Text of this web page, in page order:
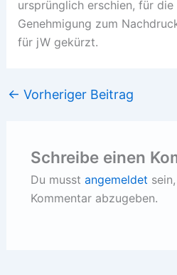
ursprünglich erschien, für
Genehmigung zum
für jW gekürzt.
← Vorheriger Beitrag
Schreibe einen
Du musst angemeldet
Kommentar abzugeben.